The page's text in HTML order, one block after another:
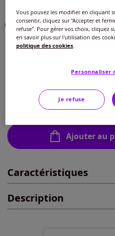
Taille :
En stock
En stock
44 -En stock
46 -En stock
Ajouter au
Caractéristiques
Description
Vous pouvez les modifier en cliquant
consentir, cliquez sur "Accepter et
refuse". Pour gérer vos choix, cliquez
en savoir plus sur l'utilisation des
politique des cookies.
Personnaliser
Je refuse